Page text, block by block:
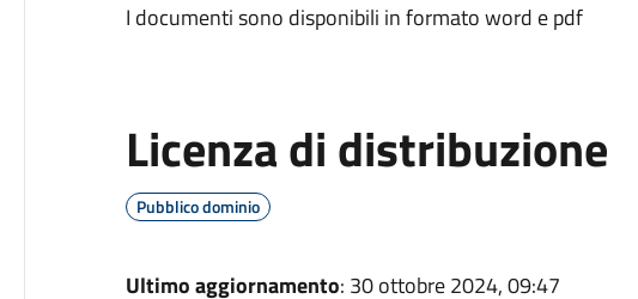
I documenti sono disponibili in formato word e pdf
Licenza di distribuzione
Pubblico dominio
Ultimo aggiornamento: 30 ottobre 2024, 09:47